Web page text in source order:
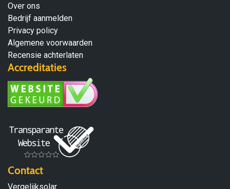
Over ons
Bedrijf aanmelden
Privacy policy
Algemene voorwaarden
Recensie achterlaten
Accreditaties
Contact
Vergelijksolar